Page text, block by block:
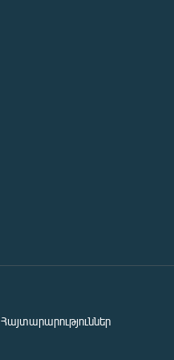
Հայտարարություններ